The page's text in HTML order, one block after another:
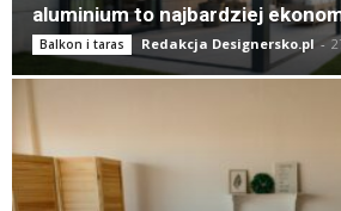
aluminium to najbardziej
Balkon i taras Redakcja Designersko.pl -